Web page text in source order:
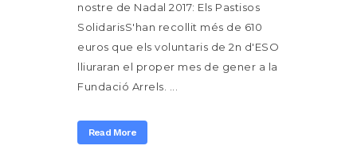
nostre de Nadal 2017: Els Pastisos
SolidarisS'han recollit més de 610
euros que els voluntaris de 2n d'ESO
lliuraran el proper mes de gener a la
Fundació Arrels. ...
Read More